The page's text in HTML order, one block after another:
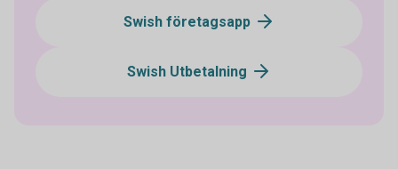
Swish företagsapp
Swish Utbetalning